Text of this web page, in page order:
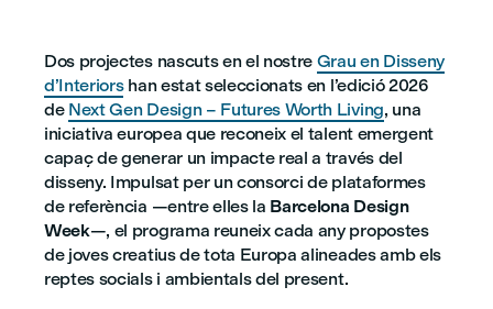
Dos projectes nascuts en el nostre Grau en Disseny
d’Interiorshan estat seleccionats en l’edició 2026
de Next Gen Design – Futures Worth Living, una
iniciativa europea que reconeix el talent emergent
capaç de generar un impacte real a través del
disseny. Impulsat per un consorci de plataformes
de referència —entre elles la Barcelona Design
Week—, el programa reuneix cada any propostes
de joves creatius de tota Europa alineades amb els
reptes socials i ambientals del present.